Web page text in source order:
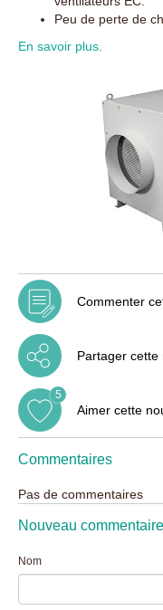
Peu de perte de
En savoir plus.
Commenter
Partager cette
Aimer cette
5
Commentaires
Pas de commentaires
Nouveau commentaire
Nom